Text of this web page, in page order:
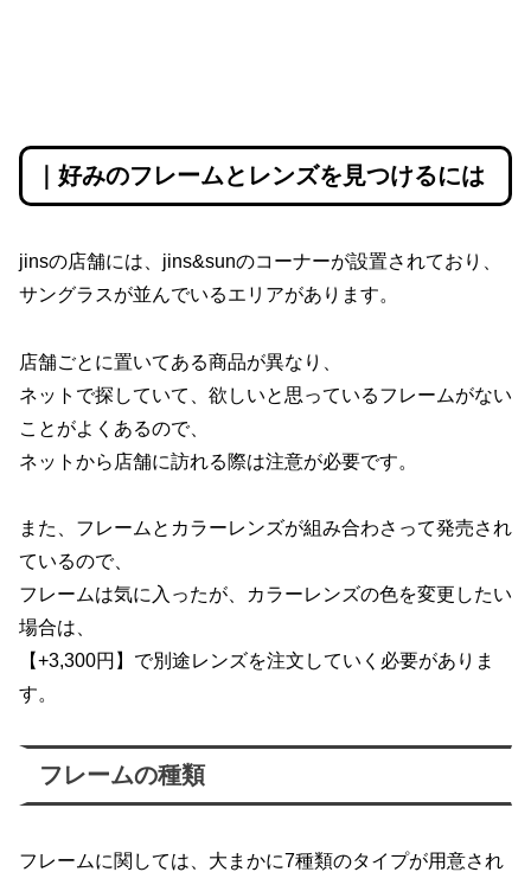
｜好みのフレームとレンズを見つけるには
jinsの店舗には、jins&sunのコーナーが設置されており、
サングラスが並んでいるエリアがあります。
店舗ごとに置いてある商品が異なり、
ネットで探していて、欲しいと思っているフレームがない
ことがよくあるので、
ネットから店舗に訪れる際は注意が必要です。
また、フレームとカラーレンズが組み合わさって発売され
ているので、
フレームは気に入ったが、カラーレンズの色を変更したい
場合は、
【+3,300円】で別途レンズを注文していく必要がありま
す。
フレームの種類
フレームに関しては、大まかに7種類のタイプが用意され